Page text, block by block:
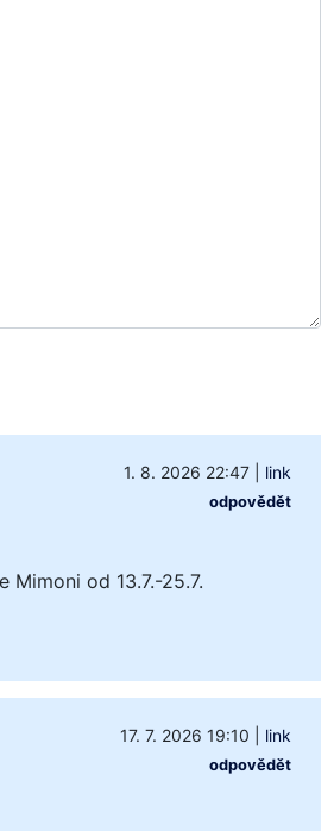
1. 8. 2026 22:47| link
odpovědět
od 13.7.-25.7.
17. 7. 2026 19:10 link
odpovědět